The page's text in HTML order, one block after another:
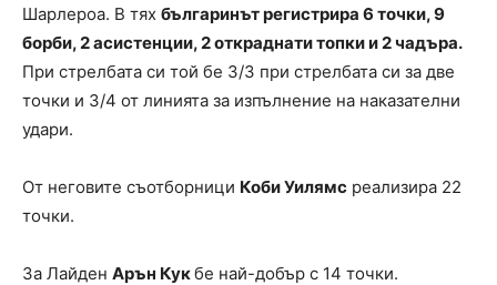
Шарлероа. В тях българинът регистрира 6 точки, 9
борби, 2 асистенции, 2 откраднати топки и 2 чадъра.
При стрелбата си той бе 3/3 при стрелбата си за две
точки и 3/4 от линията за изпълнение на наказателни
удари.
От неговите съотборници Коби Уилямс реализира 22
точки.
За Лайден Арън Кукбе най-добър с 14 точки.